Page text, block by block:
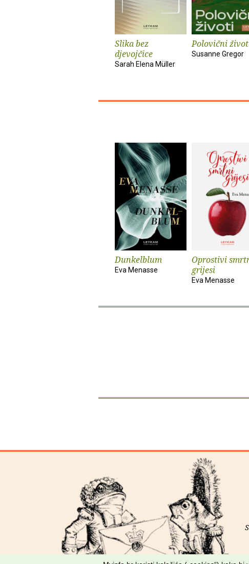
Slika bez
djevojčice
Sarah Elena Müller
Polovični
Susanne Gregor
Dunkelblum
Eva Menasse
Oprostivi
grijesi
Eva Menasse